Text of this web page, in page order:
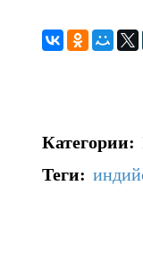
Категории:
Теги: